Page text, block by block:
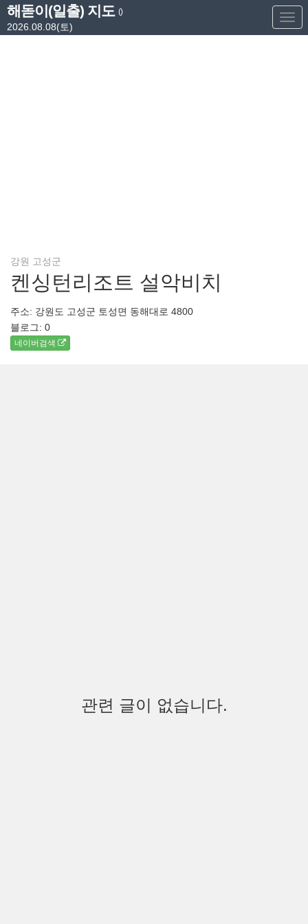
해돋이(일출) 지도 ()
2026.08.08(토)
강원 고성군
켄싱턴리조트 설악비치
주소: 강원도 고성군 토성면 동해대로 4800
블로그: 0
네이버검색
관련 글이 없습니다.